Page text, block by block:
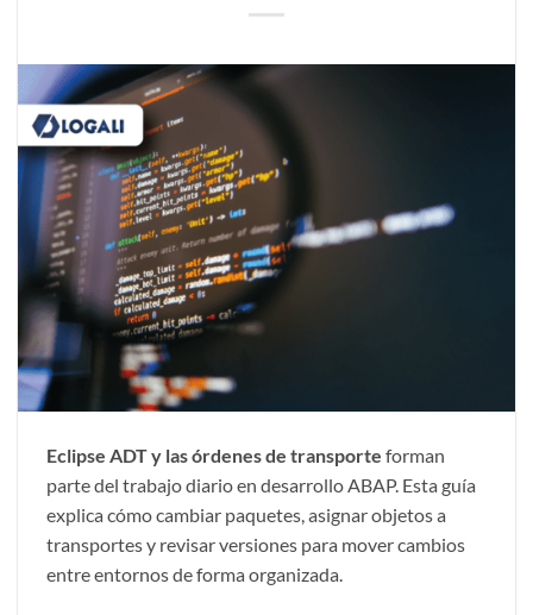
Eclipse ADT y las órdenes de transporte forman
parte del trabajo diario en desarrollo ABAP. Esta guía
explica cómo cambiar paquetes, asignar objetos a
transportes y revisar versiones para mover cambios
entre entornos de forma organizada.